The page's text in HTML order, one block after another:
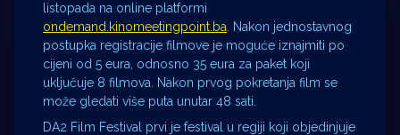
listopada na online platformi
ondemand.kinomeetingpoint.ba . Nakon jednostavnog
postupka registracije filmove je moguće iznajmiti po
cijeni od 5 eura, odnosno 35 eura za paket koji
uključuje 8 filmova. Nakon prvog pokretanja film se
može gledati više puta unutar 48 sati.
DA2 Film Festival prvi je festival u regiji koji objedinjuje